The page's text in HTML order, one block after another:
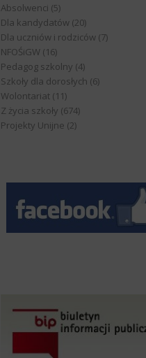
Absolwenci (5)
Dla kandydatów (20)
Dla uczniów i rodziców (7)
NFOŚiGW (16)
Pedagog szkolny (4)
Szkoły dla dorosłych (6)
Wolontariat (11)
Z życia szkoły (674)
Projekty Unijne (2)